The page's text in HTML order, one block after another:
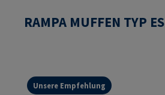
RAMPA MUFFEN TYP ES
Unsere Empfehlung